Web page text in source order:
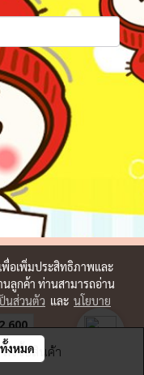
สั่งซื้อสินค้า
พื่อเพิ่มประสิทธิภาพและ
นลูกค้า ท่านสามารถอ่าน
นส่วนตัว และ นโยบาย
งหมด